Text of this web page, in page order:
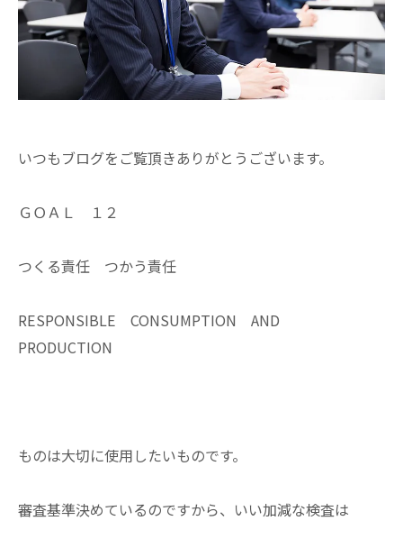
いつもブログをご覧頂きありがとうございます。
ＧＯＡＬ １２
つくる責任 つかう責任
RESPONSIBLE CONSUMPTION AND
PRODUCTION
ものは大切に使用したいものです。
審査基準決めているのですから、いい加減な検査は